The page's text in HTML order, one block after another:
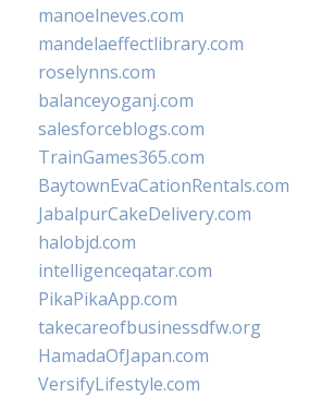
manoelneves.com
mandelaeffectlibrary.com
roselynns.com
balanceyoganj.com
salesforceblogs.com
TrainGames365.com
BaytownEvaCationRentals.com
JabalpurCakeDelivery.com
halobjd.com
intelligenceqatar.com
PikaPikaApp.com
takecareofbusinessdfw.org
HamadaOfJapan.com
VersifyLifestyle.com